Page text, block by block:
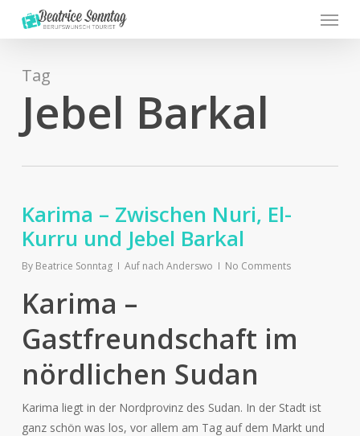
content
Menu
Tag
Jebel Barkal
Karima – Zwischen Nuri, El-
Kurru und Jebel Barkal
By Beatrice Sonntag Auf nach Anderswo No Comments
Karima –
Gastfreundschaft im
nördlichen Sudan
Karima liegt in der Nordprovinz des Sudan. In der Stadt ist
ganz schön was los, vor allem am Tag auf dem Markt und